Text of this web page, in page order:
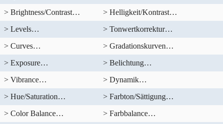
> Brightness/Contrast…
> Helligkeit/Kontrast…
> Levels…
> Tonwertkorrektur…
> Curves…
> Gradationskurven…
> Exposure…
> Belichtung…
> Vibrance…
> Dynamik…
> Hue/Saturation…
> Farbton/Sättigung…
> Color Balance…
> Farbbalance…